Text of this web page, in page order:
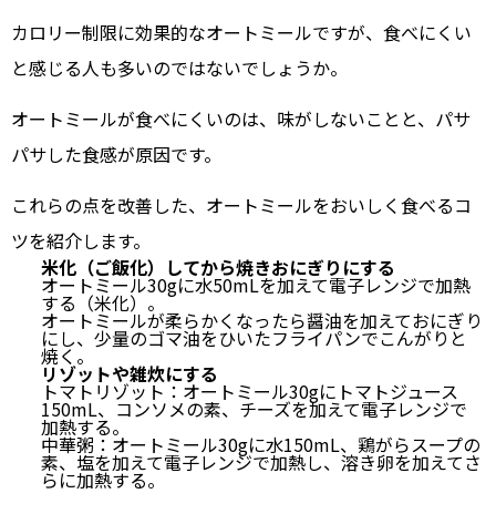
カロリー制限に効果的なオートミールですが、食べにくい
と感じる人も多いのではないでしょうか。
オートミールが食べにくいのは、味がしないことと、パサ
パサした食感が原因です。
これらの点を改善した、オートミールをおいしく食べるコ
ツを紹介します。
米化（ご飯化）してから焼きおにぎりにする
オートミール30gに水50mLを加えて電子レンジで加熱
する（米化）。
オートミールが柔らかくなったら醤油を加えておにぎり
にし、少量のゴマ油をひいたフライパンでこんがりと
焼く。
リゾットや雑炊にする
トマトリゾット：オートミール30gにトマトジュース
150mL、コンソメの素、チーズを加えて電子レンジで
加熱する。
中華粥：オートミール30gに水150mL、鶏がらスープの
素、塩を加えて電子レンジで加熱し、溶き卵を加えてさ
らに加熱する。